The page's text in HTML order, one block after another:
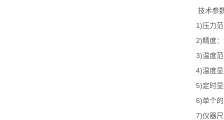
技术参
1)压力
2)精度
3)温度
4)温度
5)定时
6)单个
7)仪器